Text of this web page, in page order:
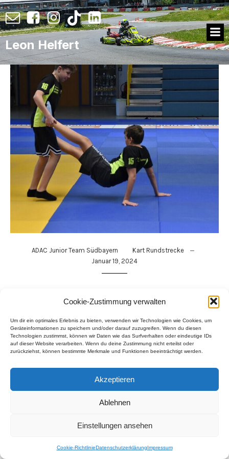
Cookie-Zustimmung verwalten
Um dir ein optimales Erlebnis zu bieten, verwenden wir Technologien wie Cookies, um
Geräteinformationen zu speichern und/oder darauf zuzugreifen. Wenn du diesen
Technologien zustimmst, können wir Daten wie das Surfverhalten oder eindeutige IDs
auf dieser Website verarbeiten. Wenn du deine Zustimmung nicht erteilst oder
zurückziehst, können bestimmte Merkmale und Funktionen beeinträchtigt werden.
Akzeptieren
Ablehnen
Einstellungen ansehen
Cookie-RichtlinieDatenschutzerklärungImpressum
Leon Helfert
ADAC Junior Team Südbayern
Kart Rundstrecke
Januar 19, 2024
Südbayern 2024
Haftungsausschluss–Cookie-Richtlinien
© 2026 Leon Helfert. Created for free using WordPress